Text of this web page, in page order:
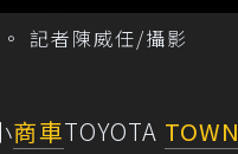
記者陳威任/攝影
商車TOYOTA TOWN